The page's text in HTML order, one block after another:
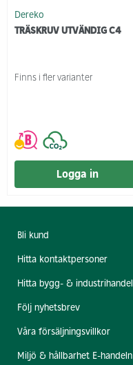
Dereko
TRÄSKRUV UTVÄNDIG C4
Finns i fler varianter
Logga in
Bli kund
Hitta kontaktpersoner
Hitta bygg- & industrihandel
Följ nyhetsbrev
Våra försäljningsvillkor
Miljö & hållbarhet E-handeln